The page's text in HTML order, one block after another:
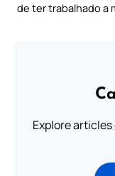
de ter trabalhado a
Explore